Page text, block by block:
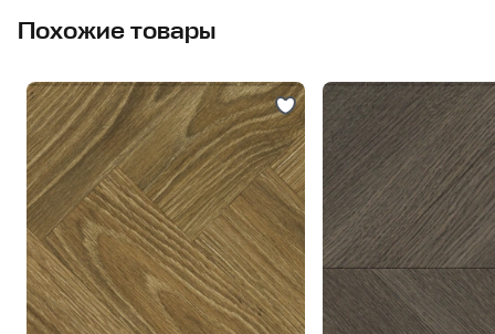
Похожие товары